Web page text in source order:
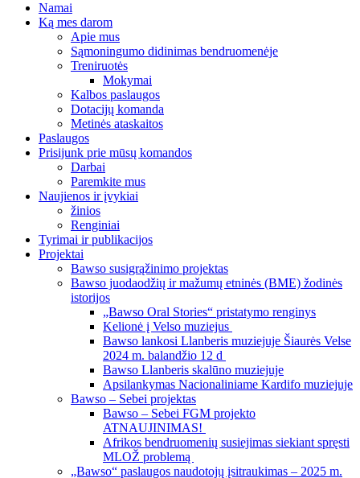
Namai
Ką mes darom
Apie mus
Sąmoningumo didinimas bendruomenėje
Treniruotės
Mokymai
Kalbos paslaugos
Dotacijų komanda
Metinės ataskaitos
Paslaugos
Prisijunk prie mūsų komandos
Darbai
Paremkite mus
Naujienos ir įvykiai
žinios
Renginiai
Tyrimai ir publikacijos
Projektai
Bawso susigrąžinimo projektas
Bawso juodaodžių ir mažumų etninės (BME) žodinės
istorijos
„Bawso Oral Stories“ pristatymo renginys
Kelionė į Velso muziejus
Bawso lankosi Llanberis muziejuje Šiaurės Velse
2024 m. balandžio 12 d
Bawso Llanberis skalūno muziejuje
Apsilankymas Nacionaliniame Kardifo muziejuje
Bawso – Sebei projektas
Bawso – Sebei FGM projekto
ATNAUJINIMAS!
Afrikos bendruomenių susiejimas siekiant spręsti
MLOŽ problemą
„Bawso“ paslaugos naudotojų įsitraukimas – 2025 m.